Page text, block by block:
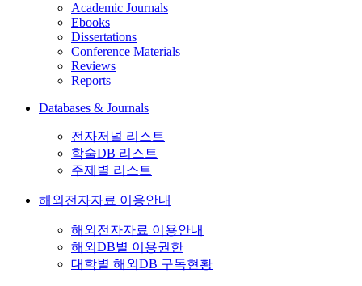
Academic Journals
Ebooks
Dissertations
Conference Materials
Reviews
Reports
Databases & Journals
전자저널 리스트
학술DB 리스트
주제별 리스트
해외전자자료 이용안내
해외전자자료 이용안내
해외DB별 이용권한
대학별 해외DB 구독현황